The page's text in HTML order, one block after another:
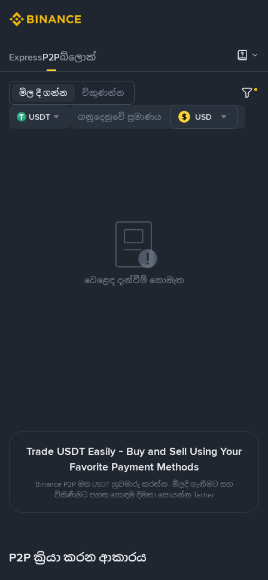
ExpressP2Pබ්ලොක්
මිල දී ගන්න විකුණන්න
USDT USD
වෙළෙඳ දැන්වීම් නොමැත
Trade USDT Easily - Buy and Sell Using Your
Favorite Payment Methods
Binance P2P මත USDT හුවමාරු කරන්න. මිලදී ගැනීමට සහ
විකිණීමට පහත හොඳම දීමනා සොයන්න Tether
P2P ක්‍රියා කරන ආකාරය